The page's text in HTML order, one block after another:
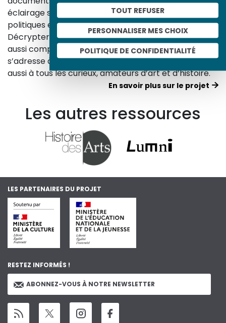
TOUT REFUSER
PERSONNALISER MES CHOIX
POLITIQUE DE CONFIDENTIALITÉ
éclairage sur les réalités sociales, économiques,
politiques et culturelles d’une époque.
Décrypter les images et les événements d’hier, c’est
aussi comprendre ceux d’aujourd’hui. Un site qui
s’adresse à tous, famille, enseignants, élèves… mais
aussi à tous les curieux, amateurs d’art et d’histoire.
En savoir plus sur le projet
Les autres ressources
LES PARTENAIRES DU PROJET
RESTEZ INFORMÉS !
ABONNEZ-VOUS À NOTRE NEWSLETTER